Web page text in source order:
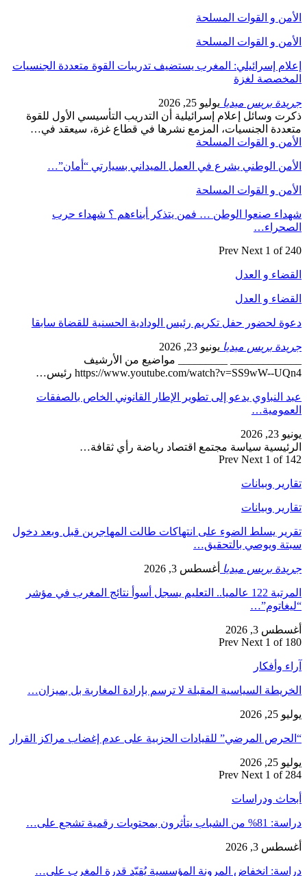
الأمن و القوات المسلحة
الأمن و القوات المسلحة
إعلام إسرائيلي: المغرب يستضيف تدريبات القوة متعددة الجنسيات
المخصصة لغزة
جريدة بريس ميديا يوليو 25, 2026
ذكرت وسائل إعلام إسرائيلية أن التدريب التأسيسي الأول للقوة
متعددة الجنسيات، المزمع نشرها في قطاع غزة، سيعقد في…
الأمن و القوات المسلحة
الأمن الوطني يشرع في العمل الميداني بسيارتي “أمان”…
الأمن و القوات المسلحة
شهداء صنعوا الوطن … فمن يتذكر أبناءهم ؟ شهداء حرب
الصحراء…
Prev Next 1 of 240
القضاء و العدل
القضاء و العدل
دعوة لحضور حفل تكريم رئيس الودادية الحسنية للقضاة سابقا
جريدة بريس ميديا يونيو 23, 2026
_____________ _________ مواضيع من الأرشيف
https://www.youtube.com/watch?v=SS9wW--UQn4 رئيس…
عبد النباوي يدعو إلى تطوير الإطار القانوني الخاص بالصفقات
العمومية…
يونيو 23, 2026
الرئيسية سياسة مجتمع اقتصاد رياضة رأي ثقافة…
Prev Next 1 of 142
تقارير وبيانات
تقارير وبيانات
تقرير يسلط الضوء على انتهاكات طالت المهاجرين قبل وبعد دخول
سبتة ويوصي بالتحقيق…
جريدة بريس ميديا أغسطس 3, 2026
المرتبة 122 عالميا.. التعليم يسجل أسوأ نتائج المغرب في مؤشر
“ليغاتوم”…
أغسطس 3, 2026
Prev Next 1 of 180
آراء وأفكار
الخريطة السياسية المقبلة لا ترسم بإرادة المغاربة بل بميزان…
يوليو 25, 2026
“الحرص المرضي” للقيادات الحزبية على عدم إغضاب مراكز القرار
يوليو 25, 2026
Prev Next 1 of 284
أبحاث ودراسات
دراسة: 81% من الشباب يتأثرون بمحتويات رقمية تشجع على…
أغسطس 3, 2026
دراسة: انخفاض المرونة المؤسسية يُقيّد قدرة المغرب على…